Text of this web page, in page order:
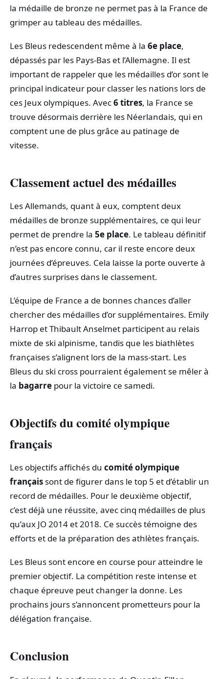
la médaille de bronze ne permet pas à la France de
grimper au tableau des médailles.
Les Bleus redescendent même à la 6e place,
dépassés par les Pays-Bas et l’Allemagne. Il est
important de rappeler que les médailles d’or sont le
principal indicateur pour classer les nations lors de
ces Jeux olympiques. Avec6 titres, la France se
trouve désormais derrière les Néerlandais, qui en
comptent une de plus grâce au patinage de
vitesse.
Classement actuel des médailles
Les Allemands, quant à eux, comptent deux
médailles de bronze supplémentaires, ce qui leur
permet de prendre la 5e place. Le tableau définitif
n’est pas encore connu, car il reste encore deux
journées d’épreuves. Cela laisse la porte ouverte à
d’autres surprises dans le classement.
L’équipe de France a de bonnes chances d’aller
chercher des médailles d’or supplémentaires. Emily
Harrop et Thibault Anselmet participent au relais
mixte de ski alpinisme, tandis que les biathlètes
françaises s’alignent lors de la mass-start. Les
Bleus du ski cross pourraient également se mêler à
la bagarre pour la victoire ce samedi.
Objectifs du comité olympique
français
Les objectifs affichés du comité olympique
français sont de figurer dans le top 5 et d’établir un
record de médailles. Pour le deuxième objectif,
c’est déjà une réussite, avec cinq médailles de plus
qu’aux JO 2014 et 2018. Ce succès témoigne des
efforts et de la préparation des athlètes français.
Les Bleus sont encore en course pour atteindre le
premier objectif. La compétition reste intense et
chaque épreuve peut changer la donne. Les
prochains jours s’annoncent prometteurs pour la
délégation française.
Conclusion